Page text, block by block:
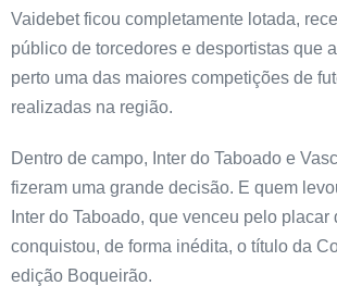
Vaidebet ficou completamente lotada,
público de torcedores e desportistas que
perto uma das maiores competições de
realizadas na região.
Dentro de campo, Inter do Taboado e
fizeram uma grande decisão. E quem
Inter do Taboado, que venceu pelo placar
conquistou, de forma inédita, o título da
edição Boqueirão.